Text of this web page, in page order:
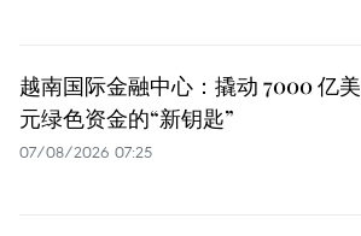
越南国际金融中心：撬动 7000 亿美
元绿色资金的“新钥匙”
07/08/2026 07:25